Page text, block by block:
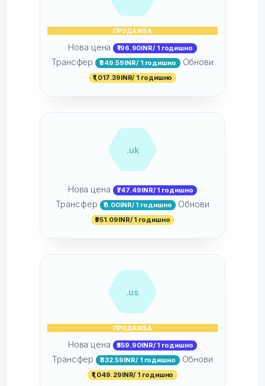
ПРОДАЖБА
Нова цена ₹196.90INR/ 1 годишно
Трансфер ₹849.59INR/ 1 годишно Обнови
₹1,017.39INR/ 1 годишно
.uk
Нова цена ₹747.49INR/ 1 годишно
Трансфер ₹0.00INR/ 1 годишно Обнови
₹951.09INR/ 1 годишно
.us
ПРОДАЖБА
Нова цена ₹559.90INR/ 1 годишно
Трансфер ₹832.59INR/ 1 годишно Обнови
₹1,049.29INR/ 1 годишно